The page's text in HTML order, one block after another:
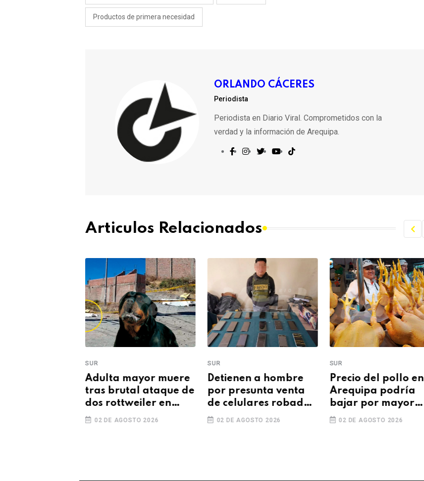
Productos de primera necesidad
ORLANDO CÁCERES
Periodista
Periodista en Diario Viral. Comprometidos con la
verdad y la información de Arequipa.
Articulos Relacionados
SUR
Adulta mayor muere
tras brutal ataque de
dos rottweiler en
Sabandía
02 DE AGOSTO 2026
SUR
Detienen a hombre
por presunta venta
de celulares robados
en Arequipa
02 DE AGOSTO 2026
SUR
Precio del pollo en
Arequipa podría
bajar por mayor
producción avícola
02 DE AGOSTO 2026